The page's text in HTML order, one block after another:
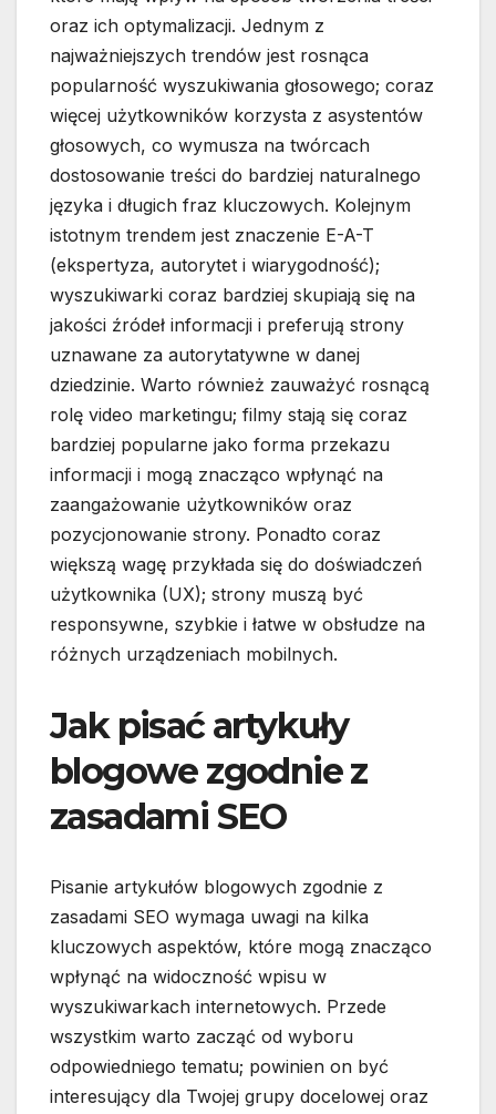
oraz ich optymalizacji. Jednym z
najważniejszych trendów jest rosnąca
popularność wyszukiwania głosowego; coraz
więcej użytkowników korzysta z asystentów
głosowych, co wymusza na twórcach
dostosowanie treści do bardziej naturalnego
języka i długich fraz kluczowych. Kolejnym
istotnym trendem jest znaczenie E-A-T
(ekspertyza, autorytet i wiarygodność);
wyszukiwarki coraz bardziej skupiają się na
jakości źródeł informacji i preferują strony
uznawane za autorytatywne w danej
dziedzinie. Warto również zauważyć rosnącą
rolę video marketingu; filmy stają się coraz
bardziej popularne jako forma przekazu
informacji i mogą znacząco wpłynąć na
zaangażowanie użytkowników oraz
pozycjonowanie strony. Ponadto coraz
większą wagę przykłada się do doświadczeń
użytkownika (UX); strony muszą być
responsywne, szybkie i łatwe w obsłudze na
różnych urządzeniach mobilnych.
Jak pisać artykuły
blogowe zgodnie z
zasadami SEO
Pisanie artykułów blogowych zgodnie z
zasadami SEO wymaga uwagi na kilka
kluczowych aspektów, które mogą znacząco
wpłynąć na widoczność wpisu w
wyszukiwarkach internetowych. Przede
wszystkim warto zacząć od wyboru
odpowiedniego tematu; powinien on być
interesujący dla Twojej grupy docelowej oraz